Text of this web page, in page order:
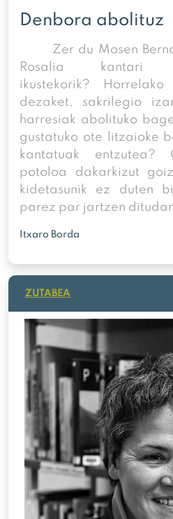
Denbora abolituz
Zer du Mosen
Rosalia kantari
ikustekorik?
dezaket, sakrilegio
harresiak abolituko
gustatuko ote litzaioke
kantatuak entzutea?
potoloa dakarkizut
kidetasunik ez duten
parez par jartzen
Itxaro Borda
ZUTABEA